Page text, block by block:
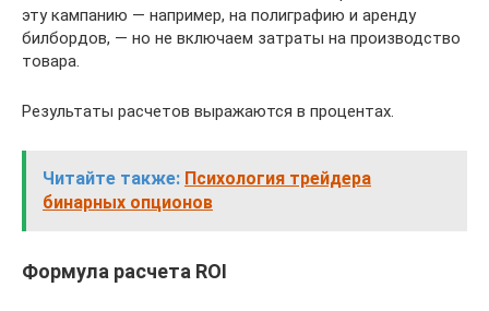
эту кампанию — например, на полиграфию и аренду
билбордов, — но не включаем затраты на производство
товара.
Результаты расчетов выражаются в процентах.
Читайте также: Психология трейдера
бинарных опционов
Формула расчета ROI